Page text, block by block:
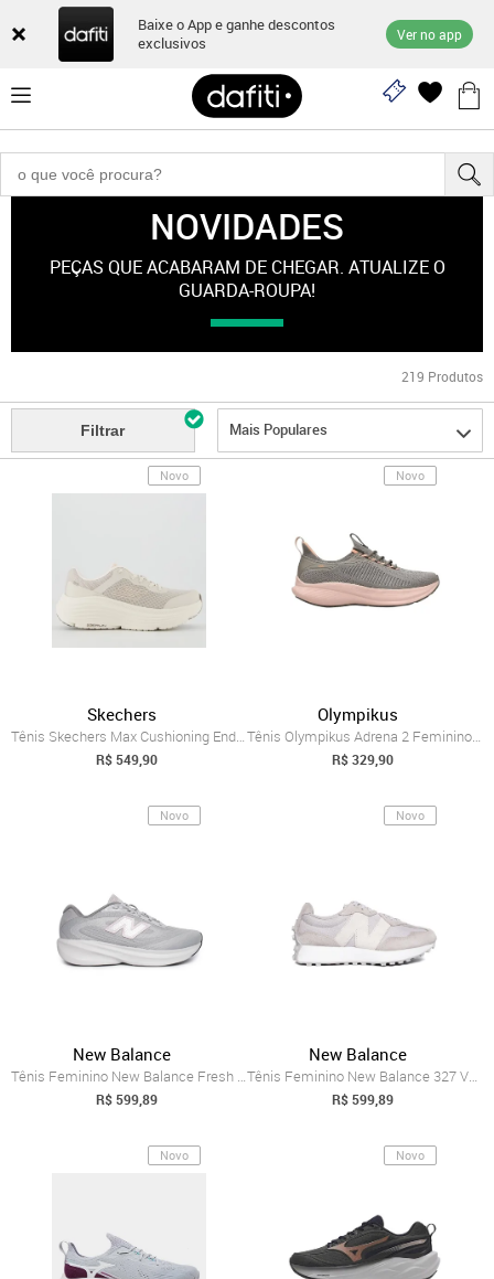
Baixe o App e ganhe descontos
exclusivos
Ver no app
NOVIDADES
PEÇAS QUE ACABARAM DE CHEGAR. ATUALIZE O
GUARDA-ROUPA!
219 Produtos
Filtrar Mais Populares
Novo
Skechers
Tênis Skechers Max Cushioning Endeavour ...
R$ 549,90
Novo
Olympikus
Tênis Olympikus Adrena 2 Feminino - Cinz...
R$ 329,90
Novo
New Balance
Tênis Feminino New Balance Fresh Foam 68...
R$ 599,89
Novo
New Balance
Tênis Feminino New Balance 327 V1 Retrô ...
R$ 599,89
Novo Novo